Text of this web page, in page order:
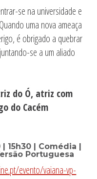
se na universidade e
uma nova ameaça
é obrigado a quebrar
se a um aliado
do Ó, atriz com
do Cacém
15h30 | Comédia |
Portuguesa
evento/vaiana-vp-